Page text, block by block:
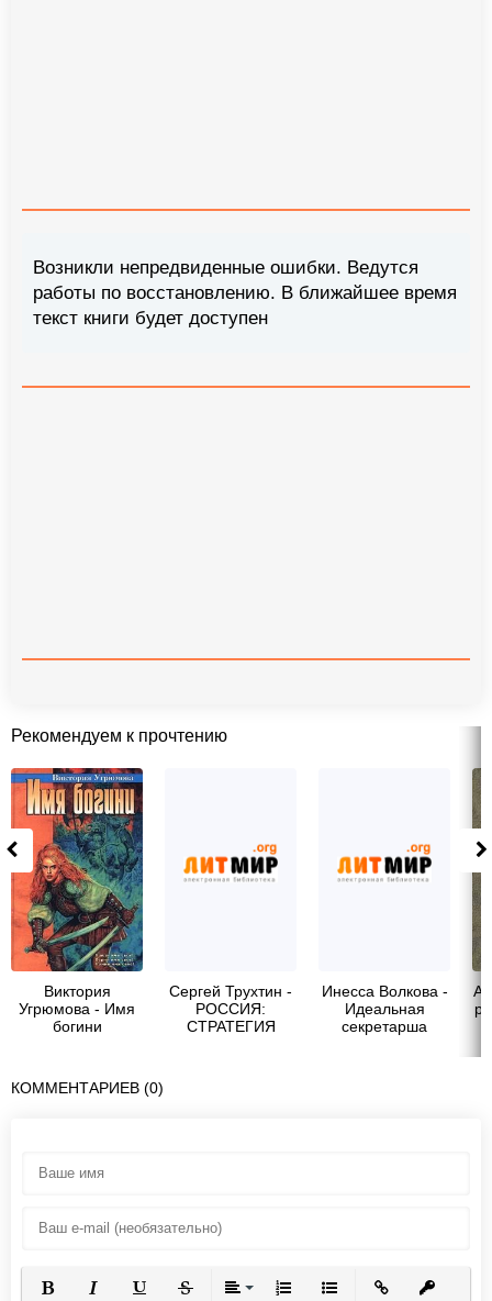
Возникли непредвиденные ошибки. Ведутся
работы по восстановлению. В ближайшее время
текст книги будет доступен
Рекомендуем к прочтению
Виктория
Угрюмова - Имя
богини
Сергей Трухтин -
РОССИЯ:
СТРАТЕГИЯ
Инесса Волкова -
Идеальная
секретарша
КОММЕНТАРИЕВ (0)